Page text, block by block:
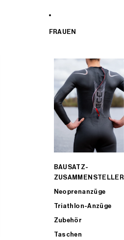
FRAUEN
BAUSATZ-
ZUSAMMENSTELLER
Neoprenanzüge
Triathlon-Anzüge
Zubehör
Taschen